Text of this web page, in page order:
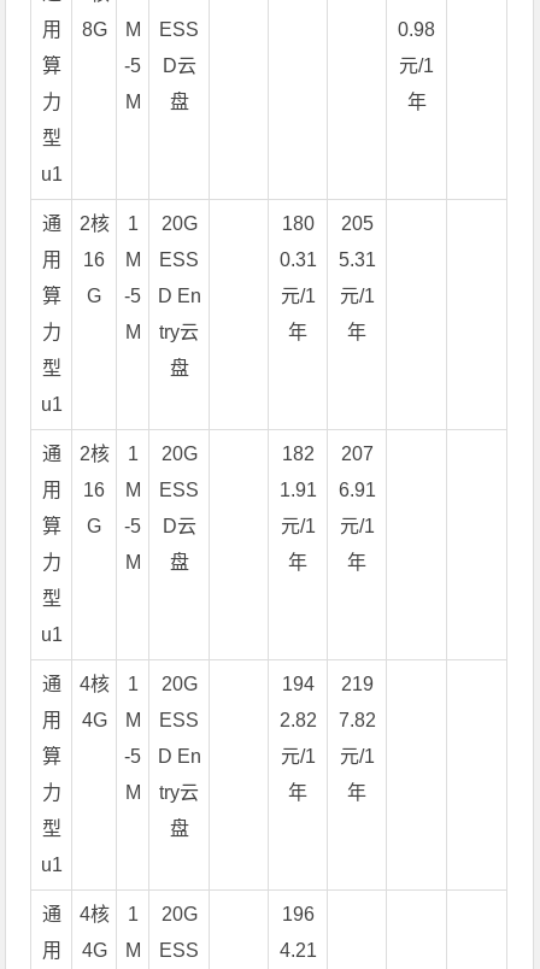
用
算
力
型
u1
8G
M
-5
M
ESS
D云
盘
0.98
元/1
年
通
用
算
力
型
u1
2核
16
G
1
M
-5
M
20G
ESS
D En
try云
盘
180
0.31
元/1
年
205
5.31
元/1
年
通
用
算
力
型
u1
2核
16
G
1
M
-5
M
20G
ESS
D云
盘
182
1.91
元/1
年
207
6.91
元/1
年
通
用
算
力
型
u1
4核
4G
1
M
-5
M
20G
ESS
D En
try云
盘
194
2.82
元/1
年
219
7.82
元/1
年
通
用
4核
4G
1
M
20G
ESS
196
4.21